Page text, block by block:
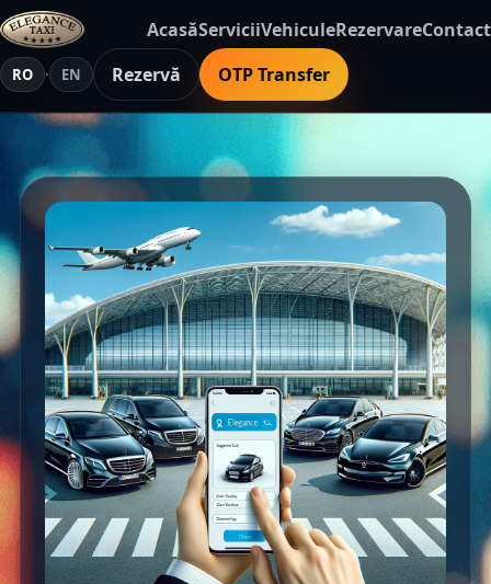
AcasăServiciiVehiculeRezervareContact
RO · EN Rezervă OTP Transfer